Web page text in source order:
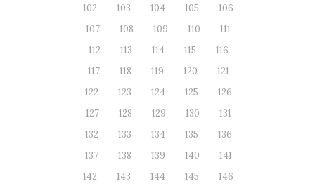
102
103 104 105
106
107
108 109 110
111
112
113 114 115
116
117
118 119 120
121
122
123 124 125
126
127
128 129 130
131
132
133 134 135
136
137
138 139 140
141
142
143 144 145
146